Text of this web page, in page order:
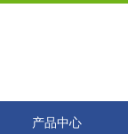
产品中心